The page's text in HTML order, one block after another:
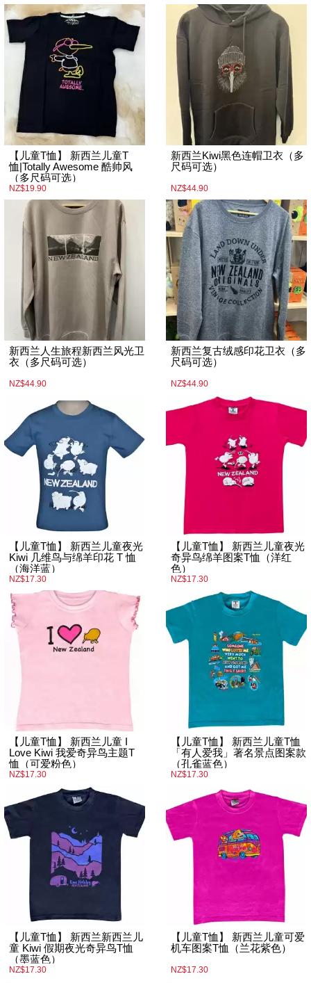
【儿童T恤】 新西兰儿童T
恤|Totally Awesome 酷帅风
（多尺码可选）
NZ$19.90
新西兰Kiwi黑色连帽卫衣（多
尺码可选）
NZ$44.90
新西兰人生旅程新西兰风光卫
衣（多尺码可选）
NZ$44.90
新西兰复古绒感印花卫衣（多
尺码可选）
NZ$44.90
【儿童T恤】 新西兰儿童夜光
Kiwi 几维鸟与绵羊印花 T 恤
（海洋蓝）
NZ$17.30
【儿童T恤】 新西兰儿童夜光
奇异鸟绵羊图案T恤（洋红
色）
NZ$17.30
【儿童T恤】 新西兰儿童 I
Love Kiwi 我爱奇异鸟主题T
恤（可爱粉色）
NZ$17.30
【儿童T恤】 新西兰儿童T恤
「有人爱我」著名景点图案款
（孔雀蓝色）
NZ$17.30
【儿童T恤】 新西兰新西兰儿
童 Kiwi 假期夜光奇异鸟T恤
（墨蓝色）
NZ$17.30
【儿童T恤】 新西兰儿童可爱
机车图案T恤（兰花紫色）
NZ$17.30